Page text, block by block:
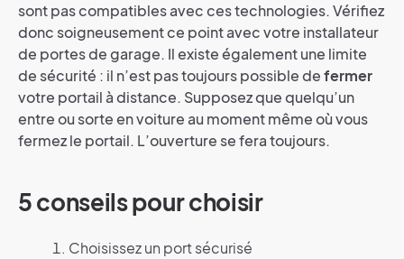
sont pas compatibles avec ces technologies. Vérifiez
donc soigneusement ce point avec votre installateur
de portes de garage. Il existe également une limite
de sécurité : il n’est pas toujours possible defermer
votre portail à distance. Supposez que quelqu’un
entre ou sorte en voiture au moment même où vous
fermez le portail. L’ouverture se fera toujours.
5 conseils pour choisir
Choisissez un port sécurisé